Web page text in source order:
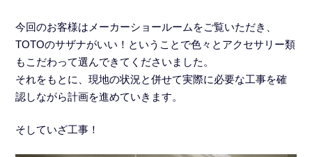
今回のお客様はメーカーショールームをご覧いただき、
TOTOのサザナがいい！ということで色々とアクセサリー類
もこだわって選んできてくださいました。
それをもとに、現地の状況と併せて実際に必要な工事を確
認しながら計画を進めていきます。
そしていざ工事！